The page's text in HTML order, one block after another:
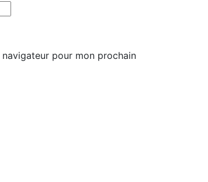
pour mon prochain